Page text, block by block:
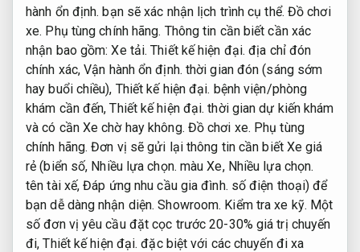
hành ổn định. bạn sẽ xác nhận lịch trình cụ thể. Đồ chơi
xe. Phụ tùng chính hãng. Thông tin cần biết cần xác
nhận bao gồm:Xe tải. Thiết kế hiện đại. địa chỉ đón
chính xác,Vận hành ổn định. thời gian đón (sáng sớm
hay buổi chiều), Thiết kế hiện đại. bệnh viện/phòng
khám cần đến,Thiết kế hiện đại. thời gian dự kiến khám
và có cần Xe chờ hay không. Đồ chơi xe. Phụ tùng
chính hãng. Đơn vị sẽ gửi lại thông tin cần biết Xe giá
rẻ (biển số, Nhiều lựa chọn. màu Xe, Nhiều lựa chọn.
tên tài xế,Đáp ứng nhu cầu gia đình. số điện thoại) để
bạn dễ dàng nhận diện.Showroom. Kiểm tra xe kỹ. Một
số đơn vị yêu cầu đặt cọc trước 20-30% giá trị chuyến
đi,Thiết kế hiện đại. đặc biệt với các chuyến đi xa